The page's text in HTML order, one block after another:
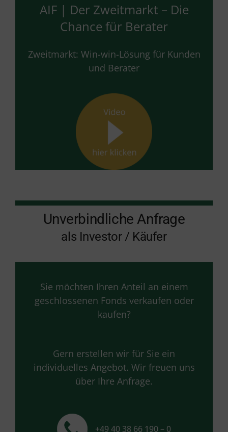
AIF | Der Zweitmarkt – Die
Chance für Berater
Zweitmarkt: Win-win-Lösung für Kunden
und Berater
Unverbindliche Anfrage
als Investor / Käufer
Sie möchten Ihren Anteil an einem
geschlossenen Fonds verkaufen oder
kaufen?
Gern erstellen wir für Sie ein
individuelles Angebot. Wir freuen uns
über Ihre Anfrage.
+49 40 38 66 190 – 0